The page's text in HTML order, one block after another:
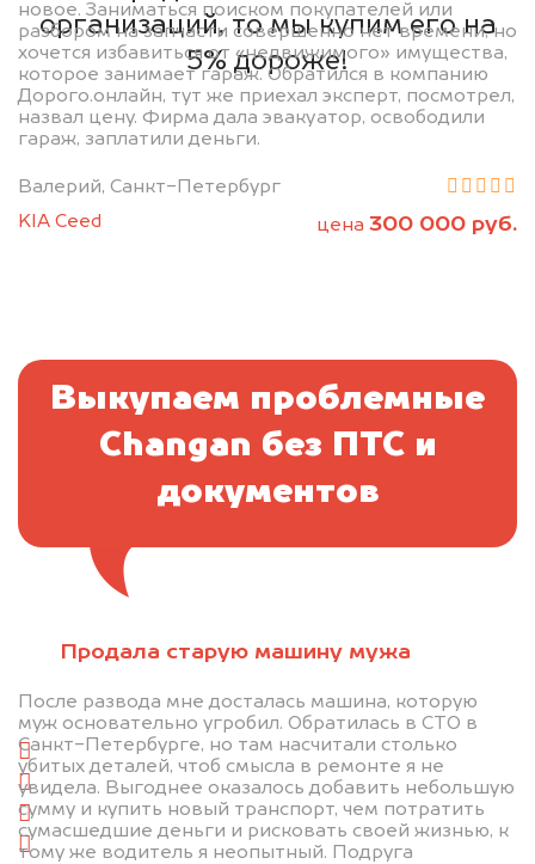
новое. Заниматься поиском покупателей или
разбором на запчасти совершенно нет времени, но
хочется избавиться от «недвижимого» имущества,
которое занимает гараж. Обратился в компанию
Дорого.онлайн, тут же приехал эксперт, посмотрел,
назвал цену. Фирма дала эвакуатор, освободили
гараж, заплатили деньги.
Валерий, Санкт-Петербург
KIA Ceed
цена 300 000 руб.
Продала старую машину мужа
После развода мне досталась машина, которую
муж основательно угробил. Обратилась в СТО в
Санкт-Петербурге, но там насчитали столько
убитых деталей, чтоб смысла в ремонте я не
увидела. Выгоднее оказалось добавить небольшую
сумму и купить новый транспорт, чем потратить
сумасшедшие деньги и рисковать своей жизнью, к
тому же водитель я неопытный. Подруга
организаций, то мы купим его на
5% дороже!
Выкупаем проблемные
Changan без ПТС и
документов
минуту эксперт-оценщик назовёт сумму.
1. Сфотографируйте машину:
спереди
сзади
слева
справа